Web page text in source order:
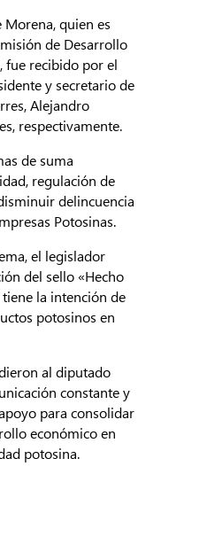
quien es
de Desarrollo
fue recibido por el
y secretario de
Alejandro
respectivamente.
de suma
regulación de
delincuencia
Potosinas.
el legislador
del sello «Hecho
la intención de
potosinos en
al diputado
constante y
para consolidar
económico en
potosina.